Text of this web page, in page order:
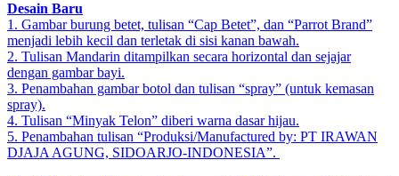
Desain Baru
1. Gambar burung betet, tulisan “Cap Betet”, dan “Parrot Brand”
menjadi lebih kecil dan terletak di sisi kanan bawah.
2. Tulisan Mandarin ditampilkan secara horizontal dan sejajar
dengan gambar bayi.
3. Penambahan gambar botol dan tulisan “spray” (untuk kemasan
spray).
4. Tulisan “Minyak Telon” diberi warna dasar hijau.
5. Penambahan tulisan “Produksi/Manufactured by: PT IRAWAN
DJAJA AGUNG, SIDOARJO-INDONESIA”.